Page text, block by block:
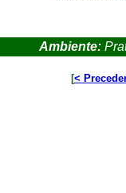
Ambiente:
[<